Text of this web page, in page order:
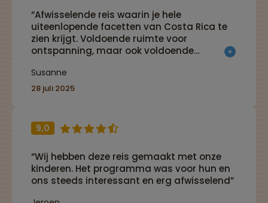
“Afwisselende reis waarin je hele
uiteenlopende facetten van Costa Rica te
zien krijgt. Voldoende ruimte voor
ontspanning, maar ook voldoende
Susanne
28 juli 2025
9,0
“Wij hebben deze reis gemaakt met onze
kinderen. Het programma was voor hun en
ons steeds interessant en erg afwisselend”